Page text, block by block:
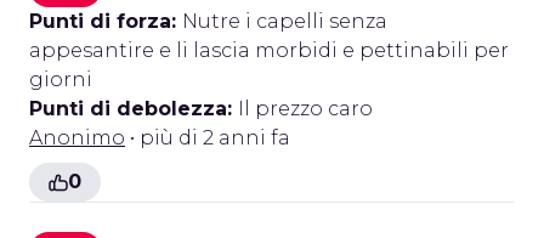
Punti di forza: Nutre i capelli senza
appesantire e li lascia morbidi e pettinabili per
giorni
Punti di debolezza: Il prezzo caro
Anonimo • più di 2 anni fa
0